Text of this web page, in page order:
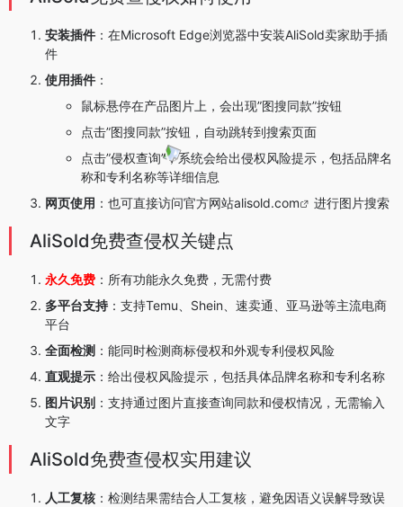
安装插件 ：在Microsoft Edge浏览器中安装AliSold卖家助手插
件
使用插件 ：
鼠标悬停在产品图片上，会出现”图搜同款”按钮
点击”图搜同款”按钮，自动跳转到搜索页面
点击”侵权查询”，系统会给出侵权风险提示，包括品牌名
称和专利名称等详细信息
网页使用 ：也可直接访问官方网站alisold.com 进行图片搜索
AliSold免费查侵权关键点
永久免费 ：所有功能永久免费，无需付费
多平台支持 ：支持Temu、Shein、速卖通、亚马逊等主流电商
平台
全面检测 ：能同时检测商标侵权和外观专利侵权风险
直观提示 ：给出侵权风险提示，包括具体品牌名称和专利名称
图片识别 ：支持通过图片直接查询同款和侵权情况，无需输入
文字
AliSold免费查侵权实用建议
人工复核 ：检测结果需结合人工复核，避免因语义误解导致误